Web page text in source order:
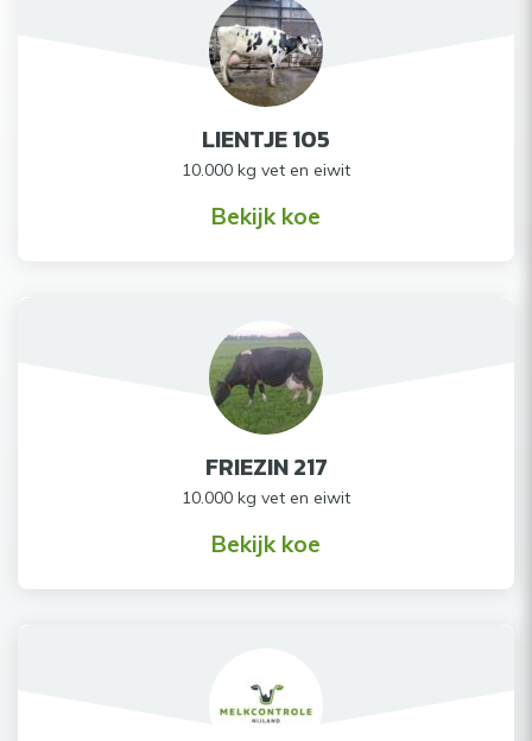
LIENTJE 105
10.000 kg vet en eiwit
Bekijk koe
FRIEZIN 217
10.000 kg vet en eiwit
Bekijk koe